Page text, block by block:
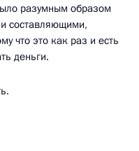
разумным образом
составляющими,
что это как раз и есть
деньги.